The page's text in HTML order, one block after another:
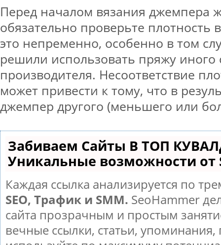
Перед началом вязания джемпера
обязательно проверьте плотность
это непременно, особенно в том
решили использовать пряжу иного
производителя. Несоответствие
может привести к тому, что в
джемпер другого (меньшего или
Забиваем Сайты В ТОП
Уникальные возможности от
Каждая ссылка анализируется по
SEO, Трафик и SMM. SeoHammer
сайта прозрачным и простым
вечные ссылки, статьи, упоминания,